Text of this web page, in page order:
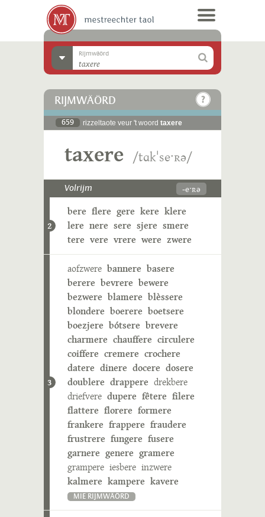
Rijmwäörd
RIJMWÄÖRD
659 rizzeltaote veur 't woord taxere
taxere /tɑkˈseˑʀə/
Volrijm -eˑʀə
2
bere flere gere kere klere
lere nere sere sjere smere
tere vere vrere were zwere
3
aofzwere bannere basere
berere bevrere bewere
bezwere blamere blèssere
blondere boerere boetsere
boezjere bótsere brevere
charmere chauffere circulere
coiffere cremere crochere
datere dinere docere dosere
doublere drappere drekbere
driefvere dupere fêtere filere
flattere florere formere
frankere frappere fraudere
frustrere fungere fusere
garnere genere gramere
grampere iesbere inzwere
kalmere kampere kavere
MIE RIJMWÄÖRD